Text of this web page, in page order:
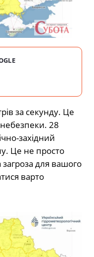
за секунду. Це
28
західний
Це не просто
для вашого
варто